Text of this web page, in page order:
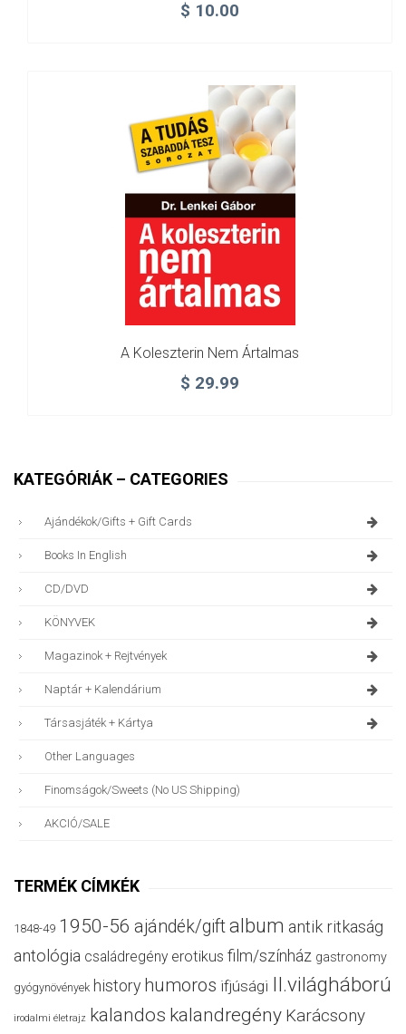
$ 10.00
A Koleszterin Nem Ártalmas
$ 29.99
KATEGÓRIÁK – CATEGORIES
Ajándékok/gifts + Gift Cards
Books In English
CD/DVD
KÖNYVEK
Magazinok + Rejtvények
Naptár + Kalendárium
Társasjáték + Kártya
Other Languages
Finomságok/sweets (no US Shipping)
AKCIÓ/SALE
TERMÉK CÍMKÉK
1848-49 1950-56 ajándék/giftalbum antik ritkaság
antológia családregény erotikus film/színház gastronomy
gyógynövények history humoros ifjúsági II.világháború
irodalmi életrajz kalandos kalandregény Karácsony